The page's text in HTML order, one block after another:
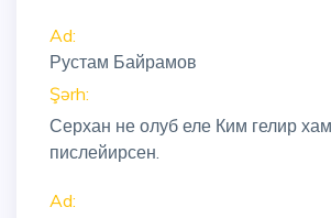
Ad:
Рустам Байрамов
Şərh:
Серхан не олуб еле Ким гелир
пислейирсен.
Ad: